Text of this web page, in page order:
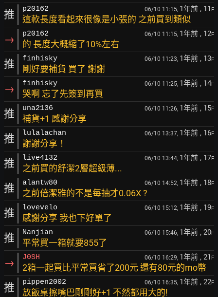
推 p20162 06/10 11:15, 1年前 , 11 F
這款長度看起來很像是小張的 之前買到類似
→ p20162 06/10 11:15, 1年前 , 12F
的 長度大概縮了10%左右
推 finhisky 06/10 11:23, 1年前 , 13F
剛好要補貨 買了 謝謝
→ finhisky 06/10 11:25, 1年前 , 14F
哭啊 忘了先簽到再買
推 una2136 06/10 11:26, 1年前 , 15F
補貨+1 感謝分享
推 lulalachan 06/10 13:37, 1年前 , 16F
謝謝分享！
推 live4132 06/10 13:44, 1年前 , 17F
之前買的舒潔2層超級薄...
推 alantw80 06/10 14:52, 1年前 , 18F
之前倍潔雅的不是每抽才0.06X ?
推 lovevelo 06/10 15:12, 1年前 , 19F
感謝分享 我也下好單了
推 Nanjian 06/10 15:46, 1年前 , 20F
平常買一箱就要855了
→ J0SH 06/10 16:29, 1年前 , 21 F
2箱一起買比平常買省了200元 還有80元的mo幣
推 pippen2002 06/10 16:35, 1年前 , 22F
放飯桌擦嘴巴剛剛好+1 不然都用大的!